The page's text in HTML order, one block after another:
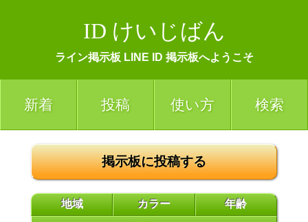
ID けいじばん
ライン掲示板 LINE ID 掲示板へようこそ
新着 投稿 使い方 検索
掲示板に投稿する
地域 カラー 年齢